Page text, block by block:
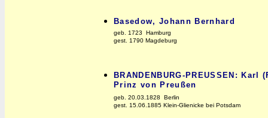
Basedow, Johann Bernhard
geb. 1723 Hamburg
gest. 1790 Magdeburg
BRANDENBURG-PREUSSEN:
Prinz von Preußen
geb. 20.03.1828 Berlin
gest. 15.06.1885 Klein-Glienicke bei Potsdam